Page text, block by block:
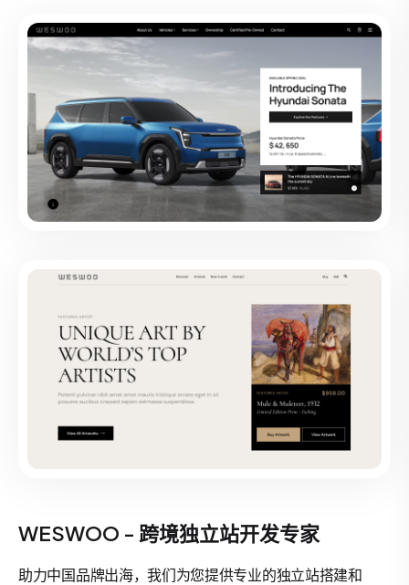
WESWOO - 跨境独立站开发专家
助力中国品牌出海，我们为您提供专业的独立站搭建和